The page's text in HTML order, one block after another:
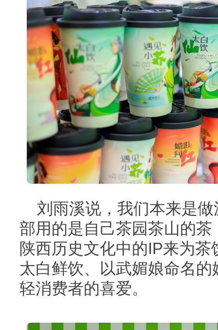
刘雨溪说，我们本来是
部用的是自己茶园茶山的
陕西历史文化中的IP来为
太白鲜饮、以武媚娘命名
轻消费者的喜爱。